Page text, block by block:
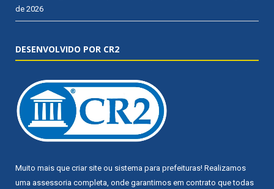
de 2026
DESENVOLVIDO POR CR2
Muito mais que criar site ou sistema para prefeituras! Realizamos
uma assessoria completa, onde garantimos em contrato que todas